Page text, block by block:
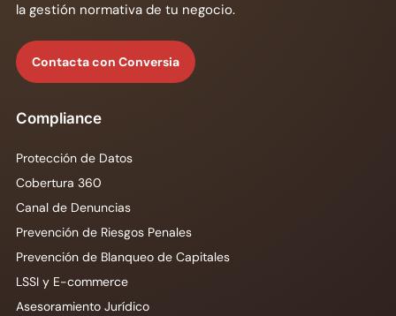
la gestión normativa de tu negocio.
Contacta con Conversia
Compliance
Protección de Datos
Cobertura 360
Canal de Denuncias
Prevención de Riesgos Penales
Prevención de Blanqueo de Capitales
LSSI y E-commerce
Asesoramiento Jurídico